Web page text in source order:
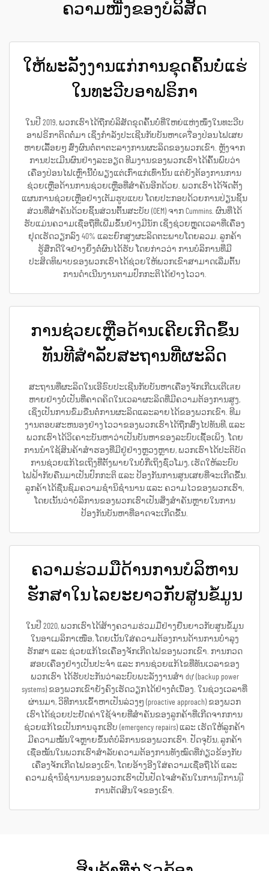
ຄວາມໜື່ງຂອງບໍລິສັດ
ໃຫ້ພະລັງງານແກ່ການຂຸດຄົ້ນບໍ່ແຮ່
ໃນທະວີບອາຟຣິກາ
ໃນປີ 2019, ພວກເຮົາໄດ້ຖືກບໍລິສັດຂຸດຄົ້ນບໍ່ທີ່ໃຫຍ່ແຫ່ງໜຶ່ງໃນທະວີບ
ອາຟຣິກາຕິດຕໍ່ມາ ເຊິ່ງກຳລັງປະເຊີນກັບບັນຫາເครື່ອງປ່ອນໄຟເສຍ
ຫາຍເລື້ອຍໆ ສົ່ງຜົນຕໍ່ຕາຕະລາງການຜະລິດຂອງພວກເຂົາ. ຫຼັງຈາກ
ການປະເມີນຜົນຢ່າງລະອຽດ ທີມງານຂອງພວກເຮົາໄດ້ຄົ້ນພົບວ່າ
ເຄື່ອງປ່ອນໄຟເຫຼົ່ານີ້ບໍ່ພຽງແຕ່ເກົ່າແກ່ເທົ່ານັ້ນ ແຕ່ຍັງຕ້ອງການການ
ຊ່ວຍເຫຼືອດ້ານການຊ່ວຍເຫຼືອທີ່ສຳຄັນອີກດ້ວຍ. ພວກເຮົາໄດ້ຈັດຕັ້ງ
ແຜນການຊ່ວຍເຫຼືອຢ່າງເຕັມຮູບແບບ ໂດຍປະກອບດ້ວຍການປ່ຽນຊິ້ນ
ສ່ວນທີ່ສຳຄັນດ້ວຍຊິ້ນສ່ວນຕົ້ນສະບັບ (OEM) ຈາກ Cummins. ຜົນທີ່ໄດ້
ຮັບແມ່ນຄວາມເຊື່ອຖືທີ່ເພີ່ມຂຶ້ນຢ່າງມີນັກ ເຊິ່ງຊ່ວຍຫຼຸດເວລາທີ່ເຄື່ອງ
ຢຸດເຮັດວຽກລົງ 40% ແລະຍົກສູງຜະລິດຕະພາບໂດຍລວມ. ລູກຄ້າ
ຮູ້ສຶກດີໃຈຢ່າງຍິ່ງຕໍ່ຜົນໄດ້ຮັບ ໂດຍກ່າວວ່າ ການບໍລິການທີ່ມີ
ປະສິດທິພາບຂອງພວກເຮົາໄດ້ຊ່ວຍໃຫ້ພວກເຂົາສາມາດເລີ່ມຕົ້ນ
ການດຳເນີນງານຕາມປົກກະຕິໄດ້ຢ່າງໄວວາ.
ການຊ່ວຍເຫຼືອດ້ານເຄີຍເກີດຂຶ້ນ
ທັນທີສຳລັບສະຖານທີ່ຜະລິດ
ສະຖານທີ່ຜະລິດໃນເອີຣົບປະເຊີນກັບບັນຫາເຄື່ອງຈັກເກີເນເຕີເสຍ
ຫາຍຢ່າງບໍ່ເປັນທີ່ຄາດຄິດໃນເວລາຜະລິດທີ່ມີຄວາມຕ້ອງການສູງ,
ເຊິ່ງເປັນການຂົ່ມຂື່ນຕໍ່ການຜະລິດແລະລາຍໄດ້ຂອງພວກເຂົາ. ທີມ
ງານຕອບສະຫນອງຢ່າງໄວວາຂອງພວກເຮົາໄດ້ຖືກສົ່ງໄປທັນທີ, ແລະ
ພວກເຮົາໄດ້ວິເຄາະບັນຫາວ່າເປັນບັນຫາຂອງລະບົບເຊື້ອເພິງ. ໂດຍ
ການນຳໃຊ້ສິນຄ້າສຳຮອງທີ່ມີຢູ່ຢ່າງຫຼວງຫຼາຍ, ພວກເຮົາໄດ້ປະຕິບັດ
ການຊ່ວຍແກ້ໄຂເຖິງທີ່ຕັ້ງພາຍໃນບໍ່ກີ່ເຖິງຊົ່ວໂມງ, ເຮັດໃຫ້ລະບົບ
ໄຟຟ້າກັບຄືນມາເປັນປົກກະຕິ ແລະ ປ້ອງກັນການສູນເສຍທີ່ຈະເກີດຂື້ນ.
ລູກຄ້າໄດ້ຊື່ນຊົມຄວາມຊຳນິຊຳນານ ແລະ ຄວາມໄວຂອງພວກເຮົາ,
ໂດຍເນັ້ນວ່າບໍລິການຂອງພວກເຮົາເປັນສິ່ງສຳຄັນຫຼາຍໃນການ
ປ້ອງກັນບັນຫາທີ່ອາດຈະເກີດຂື້ນ.
ຄວາມຮ່ວມມືດ້ານການບໍລິຫານ
ຮັກສາໃນໄລຍະຍາວກັບສູນຂໍ້ມູນ
ໃນປີ 2020, ພວກເຮົາໄດ້ສ້າງຄວາມຮ່ວມມືຢ່າງຍືນຍາວກັບສູນຂໍ້ມູນ
ໃນອາເມລິກາເໜືອ, ໂດຍເນັ້ນໃສ່ຄວາມຕ້ອງການດ້ານການບໍາລຸງ
ຮັກສາ ແລະ ຊ່ວຍແກ້ໄຂເຄື່ອງຈັກເກີດໄຟຂອງພວກເຂົາ. ການກວດ
ສອບເຄື່ອງຢ່າງເປັນປະຈຳ ແລະ ການຊ່ວຍແກ້ໄຂທີ່ທັນເວລາຂອງ
ພວກເຮົາ ໄດ້ຮັບປະກັນວ່າລະບົບພະລັງງານສຳ dự (backup power
systems) ຂອງພວກເຂົາຍັງຄົງເຮັດວຽກໄດ້ຢ່າງຕໍ່ເນື່ອງ. ໃນຊ່ວງເວລາທີ່
ຜ່ານມາ, ວິທີການເຂົ້າຫາເປັນລ່ວງໆ (proactive approach) ຂອງພວກ
ເຮົາໄດ້ຊ່ວຍປະຢັດຄ່າໃຊ້ຈ່າຍທີ່ສຳຄັນຂອງລູກຄ້າທີ່ເກີດຈາກການ
ຊ່ວຍແກ້ໄຂເປັນການฉຸກເຮີບ (emergency repairs) ແລະ ເຮັດໃຫ້ລູກຄ້າ
ມີຄວາມໝັ້ນໃຈຫຼາຍຂຶ້ນຕໍ່ບໍລິການຂອງພວກເຮົາ. ປັດຈຸບັນ, ລູກຄ້າ
ເຊື່ອໝັ້ນໃນພວກເຮົາສຳລັບຄວາມຕ້ອງການທັງໝົດທີ່ກ່ຽວຂ້ອງກັບ
ເຄື່ອງຈັກເກີດໄຟຂອງເຂົາ, ໂດຍອ້າງອີງໃສ່ຄວາມເຊື່ອຖືໄດ້ ແລະ
ຄວາມຊຳນິຊຳນານຂອງພວກເຮົາເປັນປັດໄຈສຳຄັນໃນການμີການμີ
ການຕັດສິນໃຈຂອງເຂົາ.